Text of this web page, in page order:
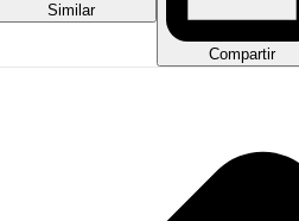
Similar
Compartir